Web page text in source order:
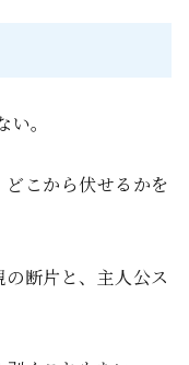
。
こから伏せるかを
断片と、主人公ス